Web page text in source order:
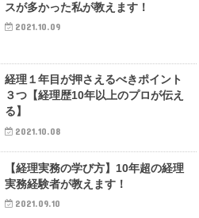
スが多かった私が教えます！
2021.10.09
経理１年目が押さえるべきポイント
３つ【経理歴10年以上のプロが伝え
る】
2021.10.08
【経理実務の学び方】10年超の経理
実務経験者が教えます！
2021.09.10